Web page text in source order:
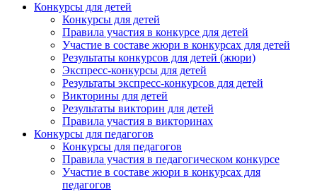
Конкурсы для детей
Конкурсы для детей
Правила участия в конкурсе для детей
Участие в составе жюри в конкурсах для детей
Результаты конкурсов для детей (жюри)
Экспресс-конкурсы для детей
Результаты экспресс-конкурсов для детей
Викторины для детей
Результаты викторин для детей
Правила участия в викторинах
Конкурсы для педагогов
Конкурсы для педагогов
Правила участия в педагогическом конкурсе
Участие в составе жюри в конкурсах для
педагогов